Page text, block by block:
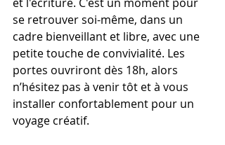
se retrouver soi-même, dans un
cadre bienveillant et libre, avec une
petite touche de convivialité. Les
portes ouvriront dès 18h, alors
n’hésitez pas à venir tôt et à vous
installer confortablement pour un
voyage créatif.